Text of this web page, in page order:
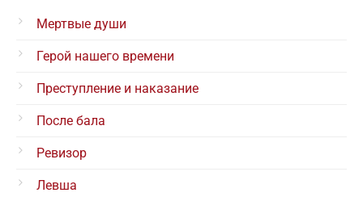
Мертвые души
Герой нашего времени
Преступление и наказание
После бала
Ревизор
Левша